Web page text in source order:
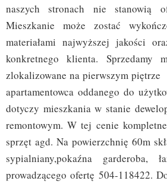
naszych stronach nie stanowią
Mieszkanie może zostać
materiałami najwyższej jakości
konkretnego klienta. Sprzedamy
zlokalizowane na pierwszym
apartamentowca oddanego do
dotyczy mieszkania w stanie
remontowym. W tej cenie
sprzęt agd. Na powierzchnię 60m
sypialniany,pokaźna
prowadzącego ofertę 504-118422.